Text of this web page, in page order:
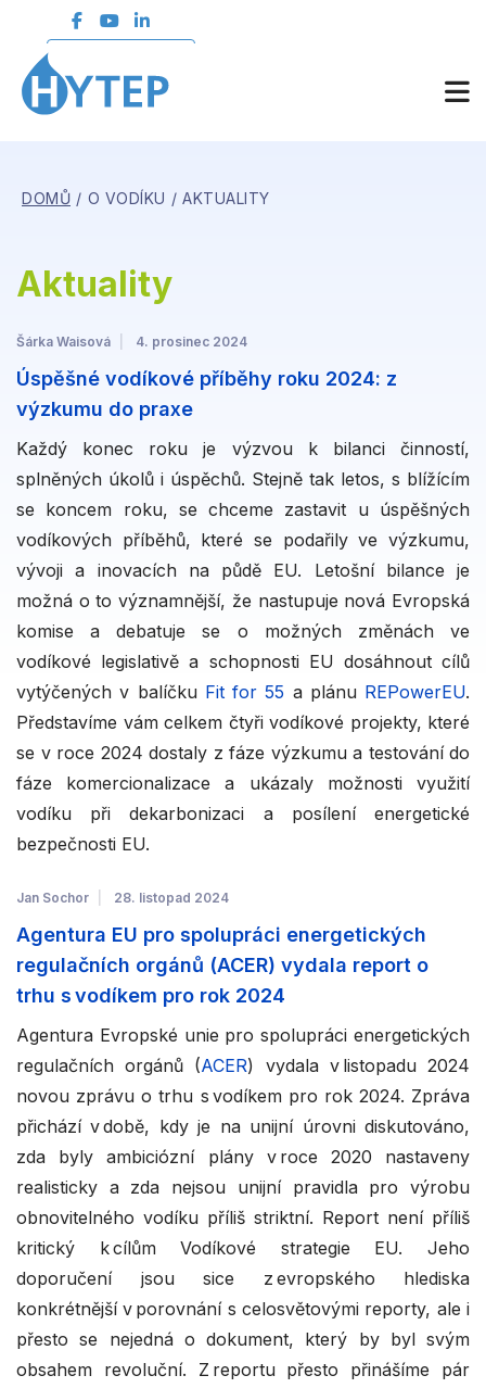
DOMŮ O VODÍKU AKTUALITY
Aktuality
Šárka Waisová 4. prosinec 2024
Úspěšné vodíkové příběhy roku 2024: z
výzkumu do praxe
Každý konec roku je výzvou k bilanci činností,
splněných úkolů i úspěchů. Stejně tak letos, s blížícím
se koncem roku, se chceme zastavit u úspěšných
vodíkových příběhů, které se podařily ve výzkumu,
vývoji a inovacích na půdě EU. Letošní bilance je
možná o to významnější, že nastupuje nová Evropská
komise a debatuje se o možných změnách ve
vodíkové legislativě a schopnosti EU dosáhnout cílů
vytýčených v balíčku Fit for 55 a plánu REPowerEU.
Představíme vám celkem čtyři vodíkové projekty, které
se v roce 2024 dostaly z fáze výzkumu a testování do
fáze komercionalizace a ukázaly možnosti využití
vodíku při dekarbonizaci a posílení energetické
bezpečnosti EU.
Jan Sochor 28. listopad 2024
Agentura EU pro spolupráci energetických
regulačních orgánů (ACER) vydala report o
trhu s vodíkem pro rok 2024
Agentura Evropské unie pro spolupráci energetických
regulačních orgánů (ACER) vydala v listopadu 2024
novou zprávu o trhu s vodíkem pro rok 2024. Zpráva
přichází v době, kdy je na unijní úrovni diskutováno,
zda byly ambiciózní plány v roce 2020 nastaveny
realisticky a zda nejsou unijní pravidla pro výrobu
obnovitelného vodíku příliš striktní. Report není příliš
kritický k cílům Vodíkové strategie EU. Jeho
doporučení jsou sice z evropského hlediska
konkrétnější v porovnání s celosvětovými reporty, ale i
přesto se nejedná o dokument, který by byl svým
obsahem revoluční. Z reportu přesto přinášíme pár